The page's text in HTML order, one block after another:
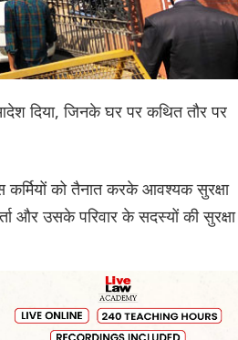
दिया, जिनके घर पर कथित तौर पर
कर्मियों को तैनात करके आवश्यक सुरक्षा
और उसके परिवार के सदस्यों की सुरक्षा